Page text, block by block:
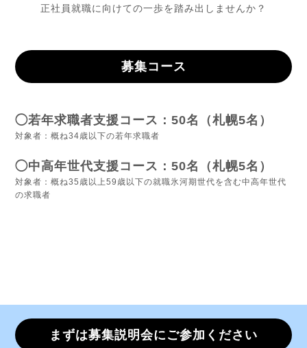
正社員就職に向けての一歩を踏み出しませんか？
募集コース
◯若年求職者支援コース：50名（札幌5名）
対象者：概ね34歳以下の若年求職者
◯中高年世代支援コース：50名（札幌5名）
対象者：概ね35歳以上59歳以下の就職氷河期世代を含む中高年世代
の求職者
まずは募集説明会にご参加ください